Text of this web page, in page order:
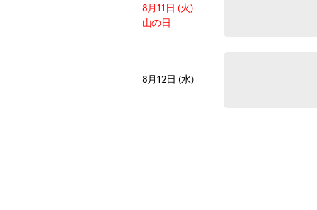
8月11日 (火)
山の日
8月12日 (水)